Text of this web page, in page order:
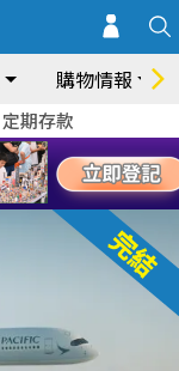
購物情報
定期存款